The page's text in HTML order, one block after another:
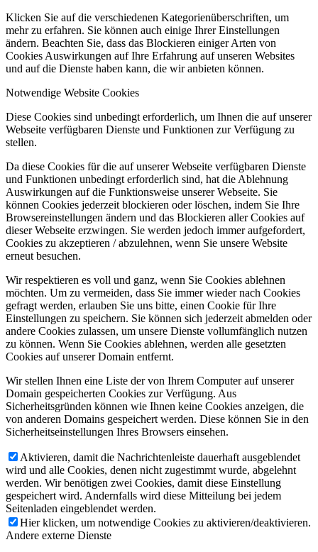
Klicken Sie auf die verschiedenen Kategorienüberschriften, um
mehr zu erfahren. Sie können auch einige Ihrer Einstellungen
ändern. Beachten Sie, dass das Blockieren einiger Arten von
Cookies Auswirkungen auf Ihre Erfahrung auf unseren Websites
und auf die Dienste haben kann, die wir anbieten können.
Notwendige Website Cookies
Diese Cookies sind unbedingt erforderlich, um Ihnen die auf unserer
Webseite verfügbaren Dienste und Funktionen zur Verfügung zu
stellen.
Da diese Cookies für die auf unserer Webseite verfügbaren Dienste
und Funktionen unbedingt erforderlich sind, hat die Ablehnung
Auswirkungen auf die Funktionsweise unserer Webseite. Sie
können Cookies jederzeit blockieren oder löschen, indem Sie Ihre
Browsereinstellungen ändern und das Blockieren aller Cookies auf
dieser Webseite erzwingen. Sie werden jedoch immer aufgefordert,
Cookies zu akzeptieren / abzulehnen, wenn Sie unsere Website
erneut besuchen.
Wir respektieren es voll und ganz, wenn Sie Cookies ablehnen
möchten. Um zu vermeiden, dass Sie immer wieder nach Cookies
gefragt werden, erlauben Sie uns bitte, einen Cookie für Ihre
Einstellungen zu speichern. Sie können sich jederzeit abmelden oder
andere Cookies zulassen, um unsere Dienste vollumfänglich nutzen
zu können. Wenn Sie Cookies ablehnen, werden alle gesetzten
Cookies auf unserer Domain entfernt.
Wir stellen Ihnen eine Liste der von Ihrem Computer auf unserer
Domain gespeicherten Cookies zur Verfügung. Aus
Sicherheitsgründen können wie Ihnen keine Cookies anzeigen, die
von anderen Domains gespeichert werden. Diese können Sie in den
Sicherheitseinstellungen Ihres Browsers einsehen.
Aktivieren, damit die Nachrichtenleiste dauerhaft ausgeblendet
wird und alle Cookies, denen nicht zugestimmt wurde, abgelehnt
werden. Wir benötigen zwei Cookies, damit diese Einstellung
gespeichert wird. Andernfalls wird diese Mitteilung bei jedem
Seitenladen eingeblendet werden.
Hier klicken, um notwendige Cookies zu aktivieren/deaktivieren.
Andere externe Dienste